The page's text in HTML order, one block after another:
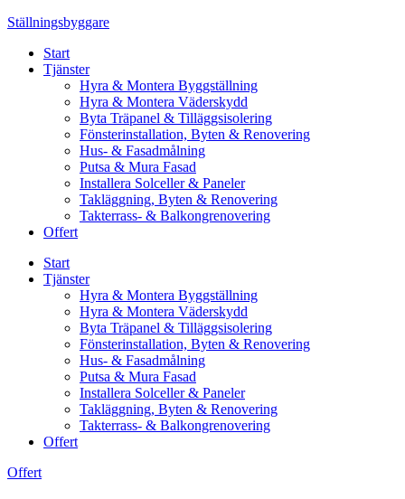
Skip
content
Ställningsbyggare
Start
Tjänster
Hyra & Montera Byggställning
Hyra & Montera Väderskydd
Byta Träpanel & Tilläggsisolering
Fönsterinstallation, Byten & Renovering
Hus- & Fasadmålning
Putsa & Mura Fasad
Installera Solceller & Paneler
Takläggning, Byten & Renovering
Takterrass- & Balkongrenovering
Offert
Start
Tjänster
Hyra & Montera Byggställning
Hyra & Montera Väderskydd
Byta Träpanel & Tilläggsisolering
Fönsterinstallation, Byten & Renovering
Hus- & Fasadmålning
Putsa & Mura Fasad
Installera Solceller & Paneler
Takläggning, Byten & Renovering
Takterrass- & Balkongrenovering
Offert
Offert